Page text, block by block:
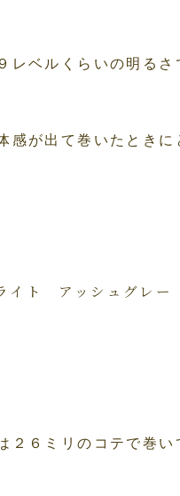
レベルくらいの明る
感が出て巻いたとき
２６ミリのコテで巻い